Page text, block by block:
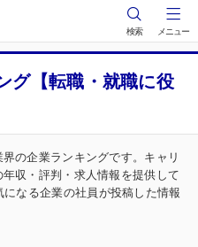
検索 メニュー
グ【転職・就職に役
の企業ランキングです。キャリ
収・評判・求人情報を提供して
なる企業の社員が投稿した情報